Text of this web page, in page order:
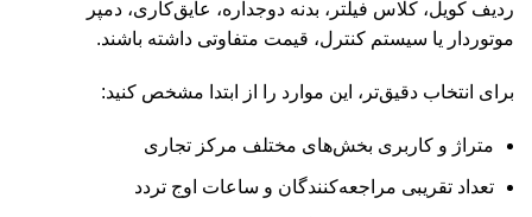
ردیف کویل، کلاس فیلتر، بدنه دوجداره، عایق‌کاری، دمپر
موتوردار یا سیستم کنترل، قیمت متفاوتی داشته باشند.
برای انتخاب دقیق‌تر، این موارد را از ابتدا مشخص کنید:
متراژ و کاربری بخش‌های مختلف مرکز تجاری
تعداد تقریبی مراجعه‌کنندگان و ساعات اوج تردد